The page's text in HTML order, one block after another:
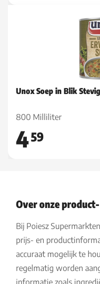
Unox Soep in Blik
800 Milliliter
459
Over onze
Bij Poiesz
prijs- en
accuraat mogelijk te
regelmatig worden
informatie zoals